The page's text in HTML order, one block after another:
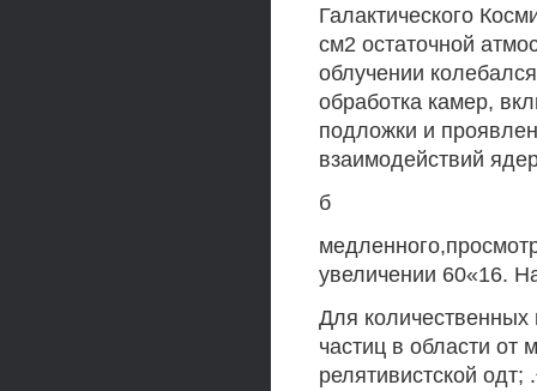
Галактического
см2 остаточной
облучении
обработка камер,
подложки и
взаимодействий
б
увеличении 60«16.
Для
частиц в области от
релятивистской